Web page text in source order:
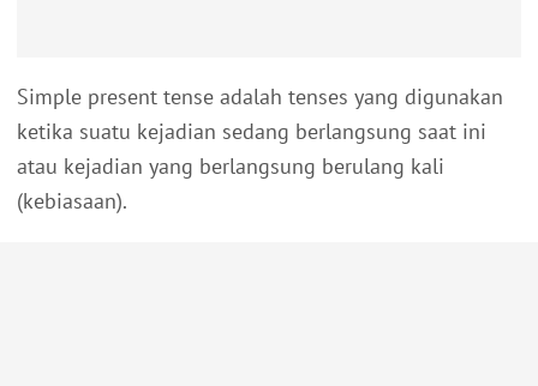
Simple present tense adalah tenses yang digunakan
ketika suatu kejadian sedang berlangsung saat ini
atau kejadian yang berlangsung berulang kali
(kebiasaan).